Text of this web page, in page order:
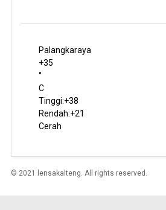
Palangkaraya
+35
°
C
Tinggi:+38
Rendah:+21
Cerah
© 2021 lensakalteng. All rights reserved.